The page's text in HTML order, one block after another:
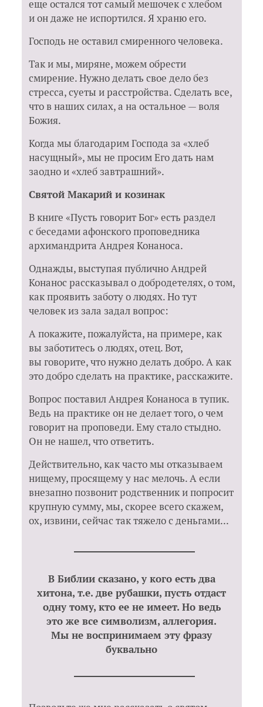
еще остался тот самый мешочек с хлебом
и он даже не испортился. Я храню его.
Господь не оставил смиренного человека.
Так и мы, миряне, можем обрести
смирение. Нужно делать свое дело без
стресса, суеты и расстройства. Сделать все,
что в наших силах, а на остальное — воля
Божия.
Когда мы благодарим Господа за «хлеб
насущный», мы не просим Его дать нам
заодно и «хлеб завтрашний».
Святой Макарий и козинак
В книге «Пусть говорит Бог» есть раздел
с беседами афонского проповедника
архимандрита Андрея Конаноса.
Однажды, выступая публично Андрей
Конанос рассказывал о добродетелях, о том,
как проявить заботу о людях. Но тут
человек из зала задал вопрос:
А покажите, пожалуйста, на примере, как
вы заботитесь о людях, отец. Вот,
вы говорите, что нужно делать добро. А как
это добро сделать на практике, расскажите.
Вопрос поставил Андрея Конаноса в тупик.
Ведь на практике он не делает того, о чем
говорит на проповеди. Ему стало стыдно.
Он не нашел, что ответить.
Действительно, как часто мы отказываем
нищему, просящему у нас мелочь. А если
внезапно позвонит родственник и попросит
крупную сумму, мы, скорее всего скажем,
ох, извини, сейчас так тяжело с деньгами...
В Библии сказано, у кого есть два
хитона, т.е. две рубашки, пусть отдаст
одну тому, кто ее не имеет. Но ведь
это же все символизм, аллегория.
Мы не воспринимаем эту фразу
буквально